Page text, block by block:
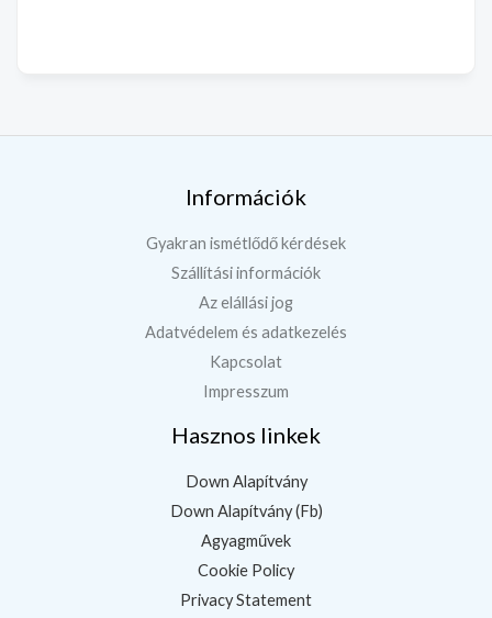
Információk
Gyakran ismétlődő kérdések
Szállítási információk
Az elállási jog
Adatvédelem és adatkezelés
Kapcsolat
Impresszum
Hasznos linkek
Down Alapítvány
Down Alapítvány (Fb)
Agyagművek
Cookie Policy
Privacy Statement